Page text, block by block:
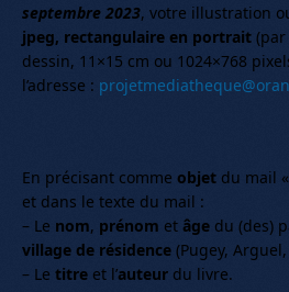
septembre 2023, votre illustration
jpeg, rectangulaire en portrait
dessin, 11×15 cm ou 1024×768
l’adresse :
En précisant comme objet du mail «
et dans le texte du mail :
– Le nom, prénom et âge du (des)
village de résidence (Pugey,
– Le titre et l’auteur du livre.